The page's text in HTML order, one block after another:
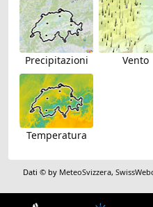
Precipitazioni Vento
Temperatura
Dati © by MeteoSvizzera,